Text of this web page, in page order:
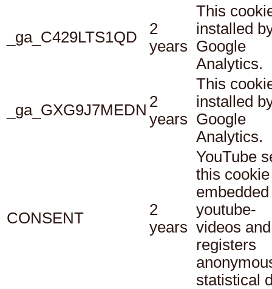
_ga_C429LTS1QD
2
years
This
installed
Google
Analytics.
_ga_GXG9J7MEDN 2
years
This
installed
Google
Analytics.
CONSENT
2
years
YouTube
this
embedded
youtube-
videos and
registers
statistical